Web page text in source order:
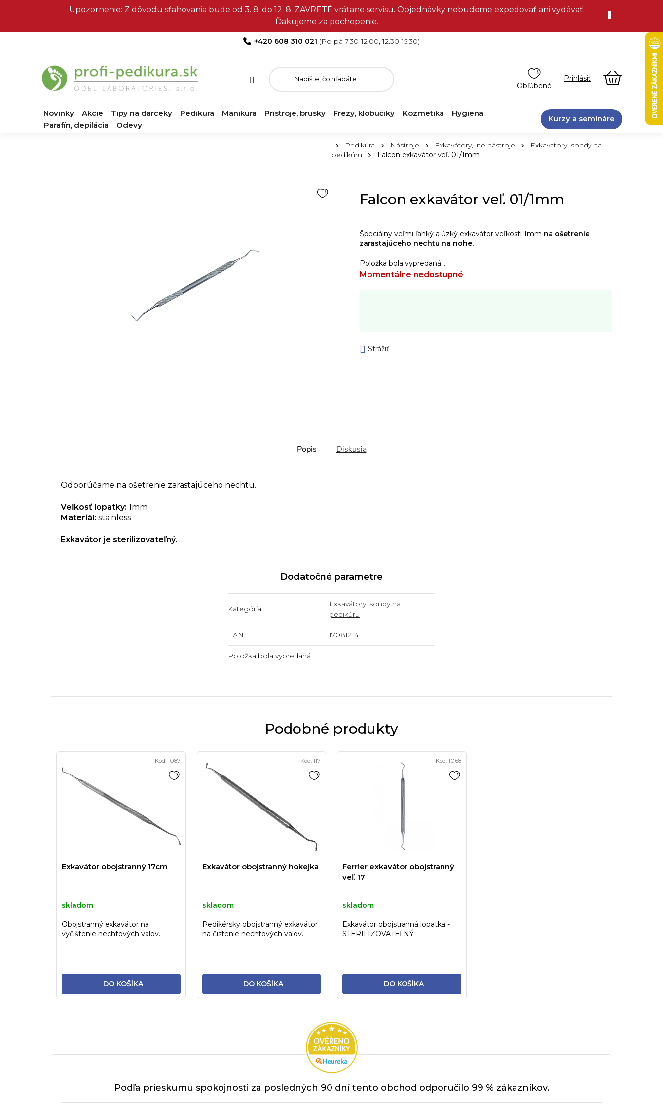
Upozornenie: Z dôvodu sťahovania bude od 3. 8. do 12. 8. ZAVRETÉ vrátane servisu. Objednávky nebudeme expedovať ani vydávať.
Ďakujeme za pochopenie.
+420 608 310 021
NÁKUPNÝ
KOŠÍK
Novinky Akcie Tipy na darčeky Pedikúra Manikúra Prístroje, brúsky Frézy, klobúčiky Kozmetika
Hygiena
Parafín, depilácia
Odevy
Kurzy a semináre
DomovPedikúra Nástroje Exkavátory, iné nástroje
Exkavátory, sondy na
pedikúru
Falcon exkavátor veľ. 01/1mm
Falcon exkavátor veľ. 01/1mm
Špeciálny veľmi ľahký a úzký exkavátor veľkosti 1mm na ošetrenie
zarastajúceho nechtu na nohe.
Položka bola vypredaná…
Momentálne nedostupné
Strážiť
Popis Diskusia
Odporúčame na ošetrenie zarastajúceho nechtu.
Veľkosť lopatky: 1mm
Materiál: stainless
Exkavátor je sterilizovateľný.
Dodatočné parametre
Kategória
Exkavátory, sondy na
pedikúru
EAN 17081214
Položka bola vypredaná…
Podobné produkty
Exkavátor obojstranný 17cm
skladom
DO KOŠÍKA
Obojstranný exkavátor na
vyčištenie nechtových valov.
Kód: 1087
Exkavátor obojstranný hokejka
skladom
DO KOŠÍKA
Pedikérsky obojstranný exkavátor
na čistenie nechtových valov.
Kód: 117
Ferrier exkavátor obojstranný
veľ. 17
skladom
DO KOŠÍKA
Exkavátor obojstranná lopatka -
STERILIZOVATEĽNÝ.
Kód: 1068
Podľa prieskumu spokojnosti za posledných 90 dní tento obchod odporučilo 99 % zákazníkov.